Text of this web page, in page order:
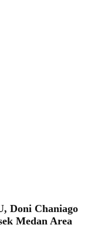
Doni Chaniago
Medan Area